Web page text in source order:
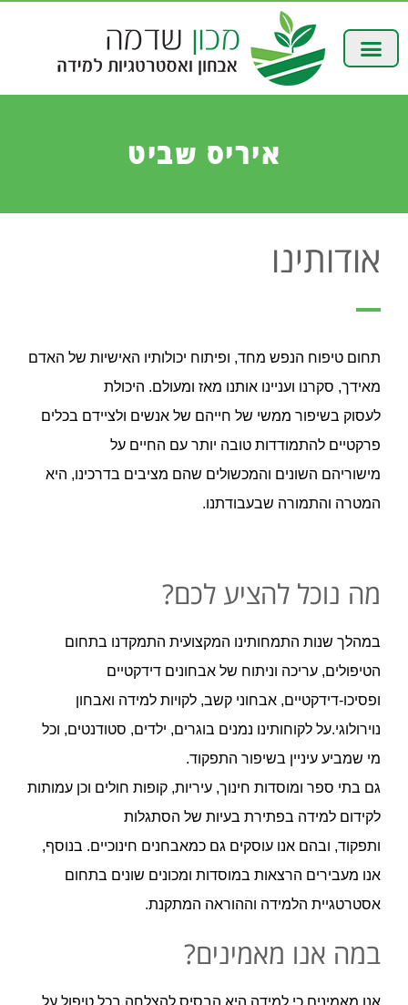
איריס שביט
אודותינו
תחום טיפוח הנפש מחד, ופיתוח יכולותיו האישיות של האדם
מאידך, סקרנו ועניינו אותנו מאז ומעולם. היכולת
לעסוק בשיפור ממשי של חייהם של אנשים ולציידם בכלים
פרקטיים להתמודדות טובה יותר עם החיים על
מישוריהם השונים והמכשולים שהם מציבים בדרכינו, היא
המטרה והתמורה שבעבודתנו.
מה נוכל להציע לכם?
במהלך שנות התמחותינו המקצועית התמקדנו בתחום
הטיפולים, עריכה וניתוח של אבחונים דידקטיים
ופסיכו-דידקטיים, אבחוני קשב, לקויות למידה ואבחון
נוירולוגי.על לקוחותינו נמנים בוגרים, ילדים, סטודנטים, וכל
מי שמביע עיניין בשיפור התפקוד.
גם בתי ספר ומוסדות חינוך, עיריות, קופות חולים וכן עמותות
לקידום למידה בפתירת בעיות של הסתגלות
ותפקוד, ובהם אנו עוסקים גם כמאבחנים חינוכיים. בנוסף,
אנו מעבירים הרצאות במוסדות ומכונים שונים בתחום
אסטרטגיית הלמידה וההוראה המתקנת.
במה אנו מאמינים?
אנו מאמינים כי למידה היא הבסיס להצלחה בכל טיפול על